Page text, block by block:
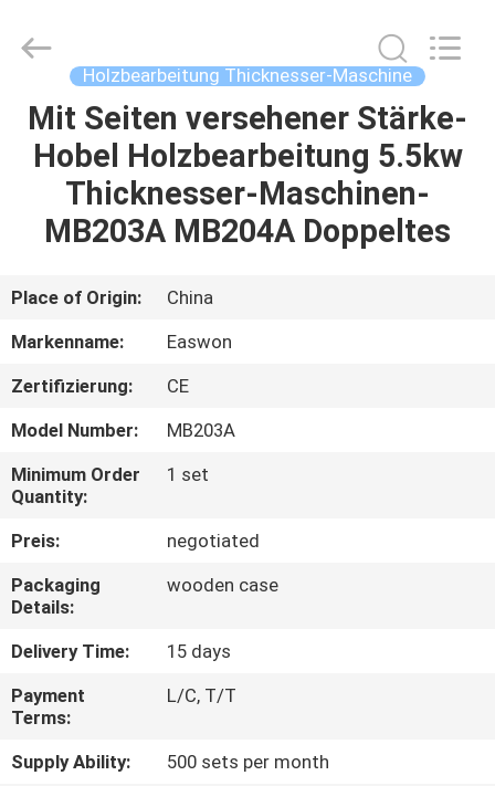
HAUS
PRODUKTE
UNS
AUSFLUG
QUALITÄTSKONTROLLE
TRETEN
SIE
MIT
UNS
IN
VERBINDUNG
Export
Reserved.
Holzbearbeitung Thicknesser-Maschine
Mit Seiten versehener Stärke-
Hobel Holzbearbeitung 5.5kw
Thicknesser-Maschinen-
MB203A MB204A Doppeltes
Place of Origin:
China
Markenname:
Easwon
Zertifizierung:
CE
Model Number:
MB203A
Minimum Order
Quantity:
1 set
Preis:
negotiated
Packaging
Details:
wooden case
Delivery Time:
15 days
Payment
Terms:
L/C, T/T
Supply Ability:
500 sets per month